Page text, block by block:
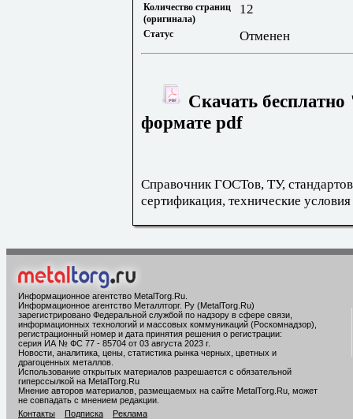
Количество страниц
(оригинала)
12
Статус Отменен
Скачать
формате pdf
Справочник ГОСТов, ТУ,
сертификация, технические условия
Информационное агентство MetalTorg.Ru
Информационное агентство Металлторг. Ру (MetalTorg.Ru)
зарегистрировано Федеральной службой по надзору в сфере связи,
информационных технологий и массовых коммуникаций (Роскомнадзор),
регистрационный номер и дата принятия решения о регистрации:
серия ИА № ФС 77 - 85704 от 03 августа 2023 г.
Новости, аналитика, цены, статистика рынка черных, цветных и
драгоценных металлов.
Использование открытых материалов разрешается с обязательной
гиперссылкой на MetalTorg.Ru
Мнение авторов материалов, размещаемых на сайте MetalTorg.Ru, может
не совпадать с мнением редакции.
Контакты
Подписка Реклама